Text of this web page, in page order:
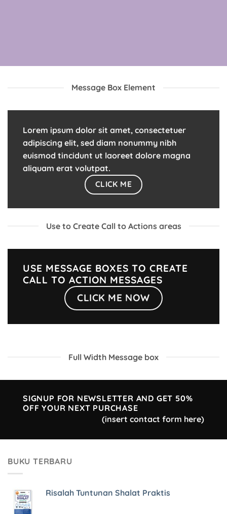
Message Box Element
Lorem ipsum dolor sit amet, consectetuer
adipiscing elit, sed diam nonummy nibh
euismod tincidunt ut laoreet dolore magna
aliquam erat volutpat.
CLICK ME
Use to Create Call to Actions areas
USE MESSAGE BOXES TO CREATE
CALL TO ACTION MESSAGES
CLICK ME NOW
Full Width Message box
SIGNUP FOR NEWSLETTER AND GET 50%
OFF YOUR NEXT PURCHASE
(insert contact form here)
BUKU TERBARU
Risalah Tuntunan Shalat Praktis